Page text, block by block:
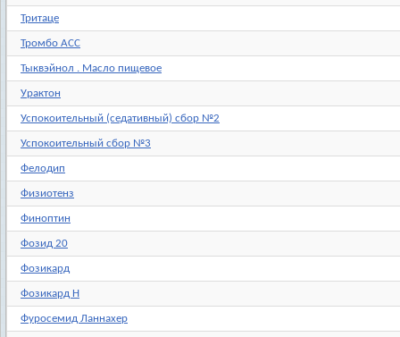
Тритаце
Тромбо АСС
Тыквэйнол . Масло пищевое
Урактон
Успокоительный (седативный) сбор №2
Успокоительный сбор №3
Фелодип
Физиотенз
Финоптин
Фозид 20
Фозикард
Фозикард Н
Фуросемид Ланнахер